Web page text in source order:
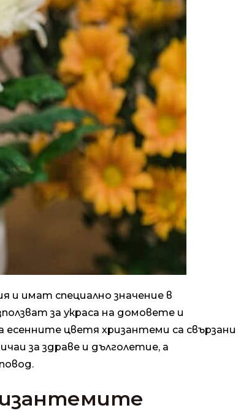
и имат специално значение в
за украса на домовете и
цветя хризантеми са свързани
за здраве и дълголетие, а